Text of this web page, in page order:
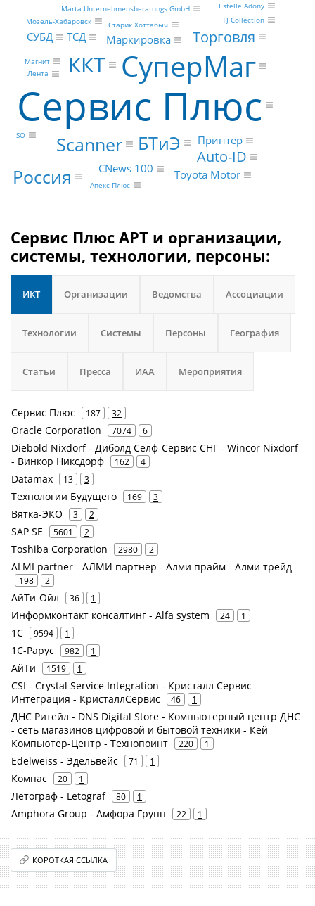
Сервис Плюс
СуперМаг
ККТ
Scanner
БТиЭ
Россия
Auto-ID
Торговля
Маркировка
ТСД
СУБД
Принтер
CNews 100 Toyota Motor
Магнит
Старик Хоттабыч
TJ Collection
Мозель-Хабаровск
Лента
Estelle Adony
Апекс Плюс
Marta Unternehmensberatungs GmbH
ISO
Сервис Плюс АРТ и организации,
системы, технологии, персоны:
ИКТ Организации Ведомства Ассоциации
Технологии Системы Персоны География
Статьи Пресса ИАА Мероприятия
Сервис Плюс 187 32
Oracle Corporation 7074 6
Diebold Nixdorf - Диболд Селф-Сервис СНГ - Wincor Nixdorf
- Винкор Никсдорф
162 4
Datamax 13 3
Технологии Будущего 169 3
Вятка-ЭКО 3 2
SAP SE 5601 2
Toshiba Corporation 2980 2
ALMI partner - АЛМИ партнер - Алми прайм - Алми трейд
198 2
АйТи-Ойл 36 1
Информконтакт консалтинг - Alfa system 24 1
1С 9594 1
1С-Рарус 982 1
АйТи 1519 1
CSI - Crystal Service Integration - Кристалл Сервис
Интеграция - КристаллСервис
46 1
ДНС Ритейл - DNS Digital Store - Компьютерный центр ДНС
- сеть магазинов цифровой и бытовой техники - Кей
Компьютер-Центр - Технопоинт
220 1
Edelweiss - Эдельвейс 71 1
Компас 20 1
Летограф - Letograf 80 1
Amphora Group - Амфора Групп 22 1
КОРОТКАЯ ССЫЛКА